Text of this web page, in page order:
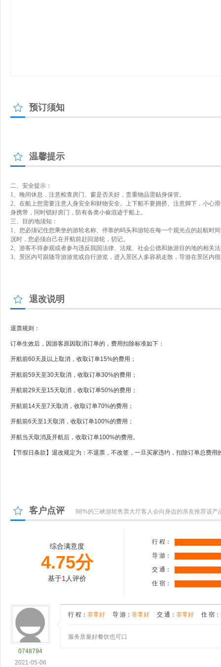
预订须知
温馨提示
二、安全提示：
1、晚间休息，注意检查房门、窗是否关好，贵重物品需贴身保管。
2、在船上您需要注意人身安全和财物安全。上下船不要拥挤、注意脚下，小心
身携带，同时锁好房门，防有各类小偷混迹于船上。
三、目的地须知：
1、您必须记住您乘坐的游轮名称、停靠的码头和游轮在每一个观光点的起航时
况时，您必须自己在开航前赶回游轮，切记。
2 、游客不得参观或者参与违反我国法律、法规、社会公德和旅游目的地的相关
3、景区内可跟随导游游览或自行游览，进入景区人多容易走散，导游在景区内
退改说明
退票规则：
订单生效后，因游客原因取消订单的，费用扣除标准如下：
开航前60天及以上取消，收取订单15%的费用；
开航前59天至30天取消，收取订单30%的费用；
开航前29天至15天取消，收取订单50%的费用；
开航前14天至7天取消，收取订单70%的费用；
开航前6天至1天取消，收取订单100%的费用；
开航当天取消及开航后，收取订单100%的费用。
【节假日条款】退改规定为：不退票，不改签，一旦买家违约，扣除订单总费用
客户点评 98%的三峡游轮售票大厅客人会向身边的亲友推荐该产